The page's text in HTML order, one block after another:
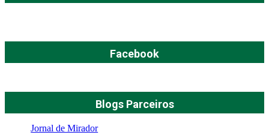
Facebook
Blogs Parceiros
Jornal de Mirador